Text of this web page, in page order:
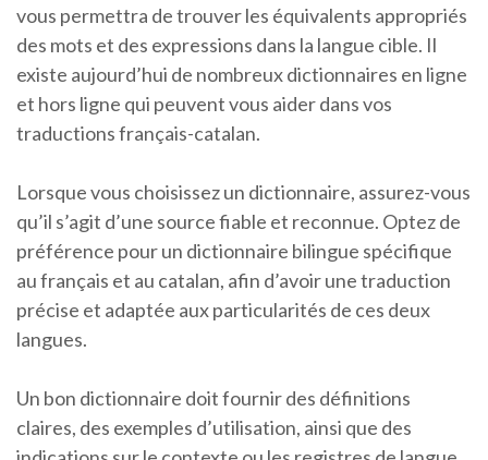
vous permettra de trouver les équivalents appropriés
des mots et des expressions dans la langue cible. Il
existe aujourd’hui de nombreux dictionnaires en ligne
et hors ligne qui peuvent vous aider dans vos
traductions français-catalan.
Lorsque vous choisissez un dictionnaire, assurez-vous
qu’il s’agit d’une source fiable et reconnue. Optez de
préférence pour un dictionnaire bilingue spécifique
au français et au catalan, afin d’avoir une traduction
précise et adaptée aux particularités de ces deux
langues.
Un bon dictionnaire doit fournir des définitions
claires, des exemples d’utilisation, ainsi que des